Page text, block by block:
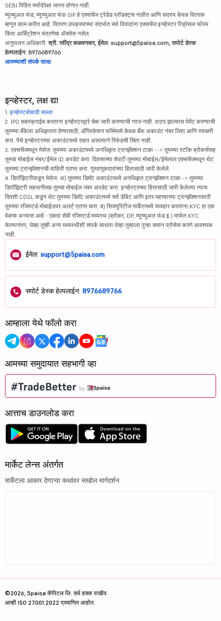
SEBI विहित मर्यादेपेक्षा जास्त होणार नाही.
म्युच्युअल फंड, म्युच्युअल फंड-SIP हे एक्सचेंज ट्रेडेड प्रॉडक्ट्स नाहीत आणि सदस्य केवळ वितरक
म्हणून काम करीत आहे. वितरण उपक्रमाच्या संदर्भात सर्व विवादांना एक्सचेंज इन्व्हेस्टर रिड्रेसल फोरम
किंवा आर्बिट्रेशन यंत्रणेचा ॲक्सेस नसेल.
अनुपालन अधिकारी: श्री. रवींद्र कळवणकर, ईमेल: support@5paisa.com, सपोर्ट डेस्क
हेल्पलाईन: 8976689766
आमच्याशी संपर्क साधा
इन्व्हेस्टर, लक्ष द्या
1. इन्व्हेस्टर्ससाठी सल्ला
2. IPO सबस्क्राईब करताना इन्व्हेस्टरद्वारे चेक जारी करण्याची गरज नाही. वाटप झाल्यास पेमेंट करण्याची
तुमच्या बँकेला अधिकृतता देण्यासाठी, ॲप्लिकेशन फॉर्ममध्ये केवळ बँक अकाउंट नंबर लिहा आणि स्वाक्षरी
करा. पैसे इन्व्हेस्टरच्या अकाउंटमध्ये राहत असल्याने रिफंडची चिंता नाही.
3. एक्सचेंजमधून मेसेज: तुमच्या अकाउंटमध्ये अनधिकृत ट्रान्झॅक्शन टाळा --> तुमच्या स्टॉक ब्रोकर्ससह
तुमचा मोबाईल नंबर/ईमेल ID अपडेट करा. दिवसाच्या शेवटी तुमच्या मोबाईल/ईमेलवर एक्सचेंजमधून थेट
तुमच्या ट्रान्झॅक्शनची माहिती प्राप्त करा. गुंतवणूकदारांच्या हितासाठी जारी केलेले.
4. डिपॉझिटरीकडून मेसेज: अ) तुमच्या डिमॅट अकाउंटमध्ये अनधिकृत ट्रान्झॅक्शन टाळा -> तुमच्या
डिपॉझिटरी सहभागीसह तुमचा मोबाईल नंबर अपडेट करा. इन्व्हेस्टरच्या हितासाठी जारी केलेल्या त्याच
दिवशी CDSL कडून थेट तुमच्या डिमॅट अकाउंटमध्ये सर्व डेबिट आणि इतर महत्त्वाच्या ट्रान्झॅक्शनसाठी
तुमच्या रजिस्टर्ड मोबाईलवर अलर्ट प्राप्त करा. ब) सिक्युरिटीज मार्केटमध्ये व्यवहार करताना KYC हा एक
वेळचा अभ्यास आहे - एकदा सेबी रजिस्टर्ड मध्यस्थ (ब्रोकर, DP, म्युच्युअल फंड इ.) मार्फत KYC
केल्यानंतर, जेव्हा तुम्ही अन्य मध्यस्थीशी संपर्क साधता तेव्हा तुम्हाला पुन्हा समान प्रोसेस करणे आवश्यक
नाही.
ईमेल: support@5paisa.com
सपोर्ट डेस्क हेल्पलाईन: 8976689766
आम्हाला येथे फॉलो करा
आमच्या समुदायात सहभागी व्हा
आत्ताच डाउनलोड करा
मार्केट लेन्स अंतर्गत
मार्केटला आकार देणाऱ्या कथांवर सखोल मार्गदर्शन
©2026, 5paisa कॅपिटल लि. सर्व हक्क राखीव.
आम्ही ISO 27001:2022 प्रमाणित आहोत.